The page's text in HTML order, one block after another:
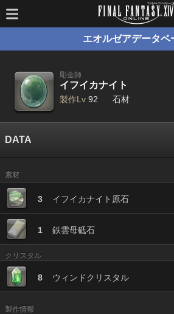
エオルゼアデータベ
彫金師
イフイカナイト
製作Lv 92 石材
DATA
素材
3 イフイカナイト原石
1 鉄雲母砥石
クリスタル
8 ウィンドクリスタル
製作情報